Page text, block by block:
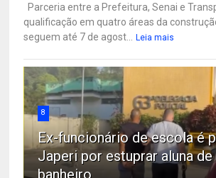
Parceria entre a Prefeitura, Senai e
qualificação em quatro áreas da
seguem até 7 de agost...
Leia mais
8
Ex-funcionário de escola é
Japeri por estuprar aluna de
banheiro